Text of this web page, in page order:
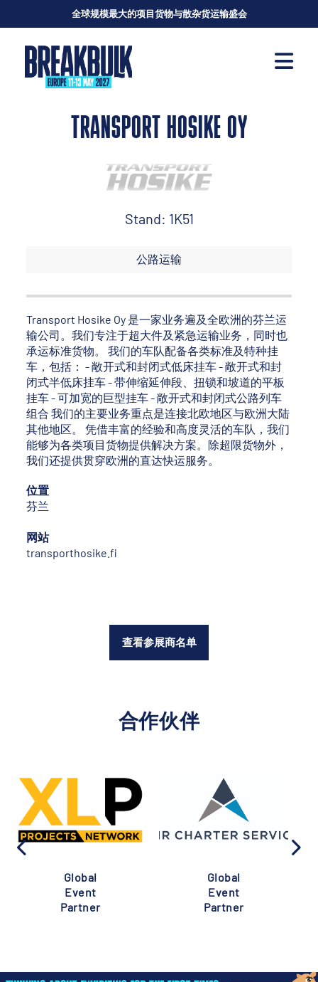
全球规模最大的项目货物与散杂货运输盛会
TRANSPORT HOSIKE OY
Stand: 1K51
公路运输
Transport Hosike Oy 是一家业务遍及全欧洲的芬兰运
输公司。我们专注于超大件及紧急运输业务，同时也
承运标准货物。 我们的车队配备各类标准及特种挂
车，包括： - 敞开式和封闭式低床挂车 - 敞开式和封
闭式半低床挂车 - 带伸缩延伸段、扭锁和坡道的平板
挂车 - 可加宽的巨型挂车 - 敞开式和封闭式公路列车
组合 我们的主要业务重点是连接北欧地区与欧洲大陆
其他地区。 凭借丰富的经验和高度灵活的车队，我们
能够为各类项目货物提供解决方案。除超限货物外，
我们还提供贯穿欧洲的直达快运服务。
位置
芬兰
网站
transporthosike.fi
查看参展商名单
合作伙伴
Global
Event
Partner
Global
Event
Partner